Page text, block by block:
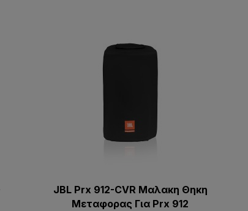
JBL Prx 912-CVR Μαλακη Θηκη
Μεταφορας Για Prx 912